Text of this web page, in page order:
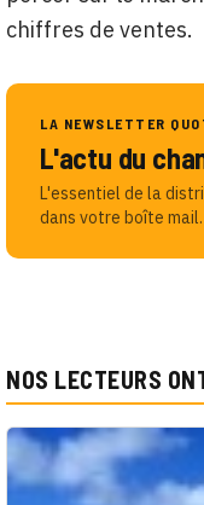
chiffres de ventes.
LA NEWSLETTER
L'actu du
L'essentiel de la
dans votre boîte mail.
NOS LECTEURS